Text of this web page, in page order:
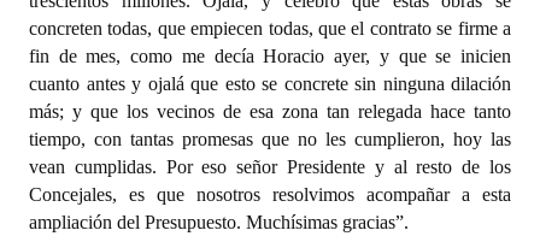
concreten todas, que empiecen todas, que el contrato se firme a
fin de mes, como me decía Horacio ayer, y que se inicien
cuanto antes y ojalá que esto se concrete sin ninguna dilación
más; y que los vecinos de esa zona tan relegada hace tanto
tiempo, con tantas promesas que no les cumplieron, hoy las
vean cumplidas. Por eso señor Presidente y al resto de los
Concejales, es que nosotros resolvimos acompañar a esta
ampliación del Presupuesto. Muchísimas gracias”.